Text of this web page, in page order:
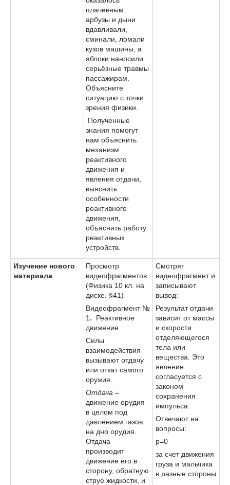
плачевным:
арбузы и дыни
вдавливали,
сминали, ломали
кузов машины, а
яблоки наносили
серьёзные травмы
пассажирам.
Объясните
ситуацию с точки
зрения физики.
Полученные
знания помогут
нам объяснить
механизм
реактивного
движения и
явления отдачи,
выяснить
особенности
реактивного
движения,
объяснить работу
реактивных
устройств.
Изучение нового
материала
Просмотр
видеофрагментов
(Физика 10 кл. на
диске. §41)
Видеофрагмент №
1 . Реактивное
движение.
Силы
взаимодействия
вызывают отдачу
или откат самого
оружия.
Отдача –
движение орудия
в целом под
давлением газов
на дно орудия.
Отдача
производит
движение его в
сторону, обратную
струе жидкости, и
Смотрят
видеофрагмент и
записывают
вывод:
Результат отдачи
зависит от массы
и скорости
отделяющегося
тела или
вещества. Это
явление
согласуется с
законом
сохранения
импульса.
Отвечают на
вопросы:
p=0
за счет движения
груза и мальчика
в разные стороны